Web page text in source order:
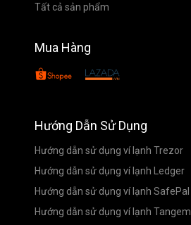
Tất cả sản phẩm
Mua Hàng
Hướng Dẫn Sử Dụng
Hướng dẫn sử dụng ví lạnh Trezor
Hướng dẫn sử dụng ví lạnh Ledger
Hướng dẫn sử dụng ví lạnh SafePal
Hướng dẫn sử dụng ví lạnh Tangem